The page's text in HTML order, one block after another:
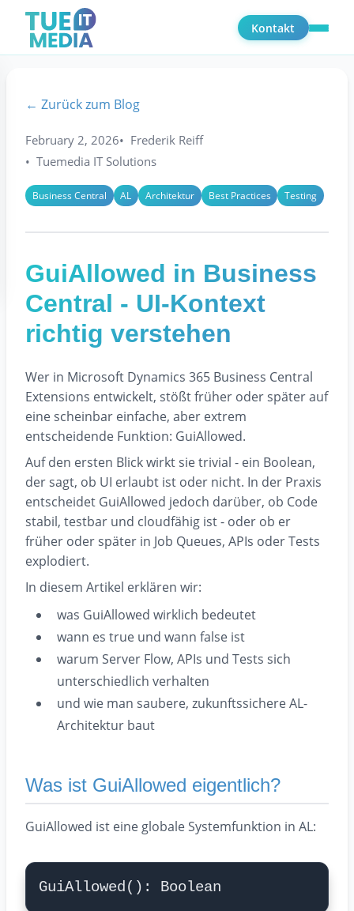
Kontakt
← Zurück zum Blog
February 2, 2026
Frederik Reiff
Tuemedia IT Solutions
Business Central AL Architektur Best Practices Testing
GuiAllowed in Business
Central - UI-Kontext
richtig verstehen
Wer in Microsoft Dynamics 365 Business Central
Extensions entwickelt, stößt früher oder später auf
eine scheinbar einfache, aber extrem
entscheidende Funktion: GuiAllowed.
Auf den ersten Blick wirkt sie trivial - ein Boolean,
der sagt, ob UI erlaubt ist oder nicht. In der Praxis
entscheidet GuiAllowed jedoch darüber, ob Code
stabil, testbar und cloudfähig ist - oder ob er
früher oder später in Job Queues, APIs oder Tests
explodiert.
In diesem Artikel erklären wir:
was GuiAllowed wirklich bedeutet
wann es true und wann false ist
warum Server Flow, APIs und Tests sich
unterschiedlich verhalten
und wie man saubere, zukunftssichere AL-
Architektur baut
Was ist GuiAllowed eigentlich?
GuiAllowed ist eine globale Systemfunktion in AL: